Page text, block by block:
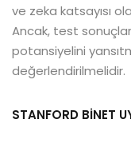
ve zeka katsayısı
Ancak, test
potansiyelini
değerlendirilmelidir.
STANFORD BİNET